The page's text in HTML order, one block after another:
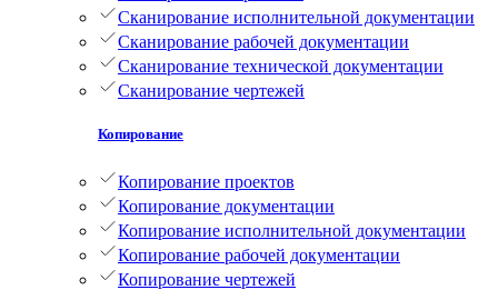
Сканирование исполнительной документации
Сканирование рабочей документации
Сканирование технической документации
Сканирование чертежей
Копирование
Копирование проектов
Копирование документации
Копирование исполнительной документации
Копирование рабочей документации
Копирование чертежей